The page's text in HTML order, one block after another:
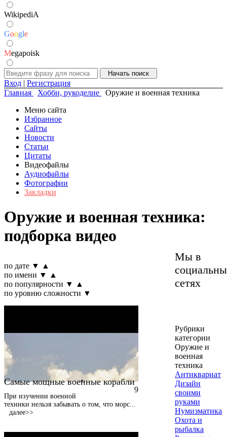
WikipediA
Google
Megapoisk
Вход | Регистрация
Главная
Хобби, рукоделие
Оружие и военная техника
Меню сайта
Избранное
Сайты
Новости
Статьи
Цитаты
Видеофайлы
Аудиофайлы
Фотографии
Закладки
Оружие и военная техника:
подборка видео
Мы в
сетях
Рубрики
категории
Оружие и
военная
техника
Антиквариат
Дизайн
своими
руками
Нумизматика
Охота и
рыбалка
по дате ▼
▲
по имени ▼
▲
по популярности ▼
▲
по уровню сложности ▼
Самые мощные военные корабли
9
При изучении военной
техники нельзя забывать о том, что морс
далее>>